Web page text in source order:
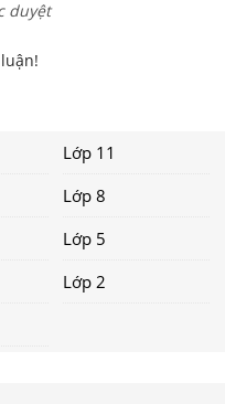
duyệt
Lớp 11
Lớp 8
Lớp 5
Lớp 2